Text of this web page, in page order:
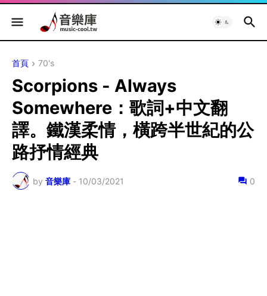
首頁 70's
Scorpions - Always
Somewhere：歌詞+中文翻
譯。鐵漢柔情，橫跨半世紀的公
路抒情經典
by 音樂庫 - 10/03/2021 0